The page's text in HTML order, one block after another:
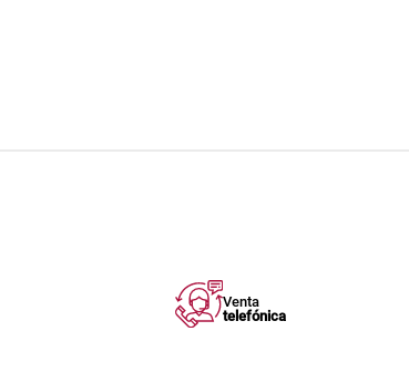
Venta
telefónica